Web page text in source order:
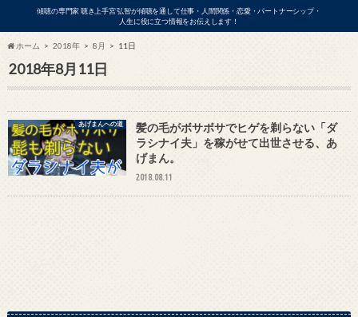
傾聴の専門家 聴き上手宮 弘智が傾聴を通して仕事・人間関係・恋愛・パートナーシップ・
人生に役に立つ情報をお伝えします！
ホーム 2018年 8月 11日
2018年8月11日
あげまんへの道
髪の毛がボサボサでヒゲを剃らない「ダ
ラシナイ夫」を稼がせて出世させる、あ
げまん。
2018.08.11